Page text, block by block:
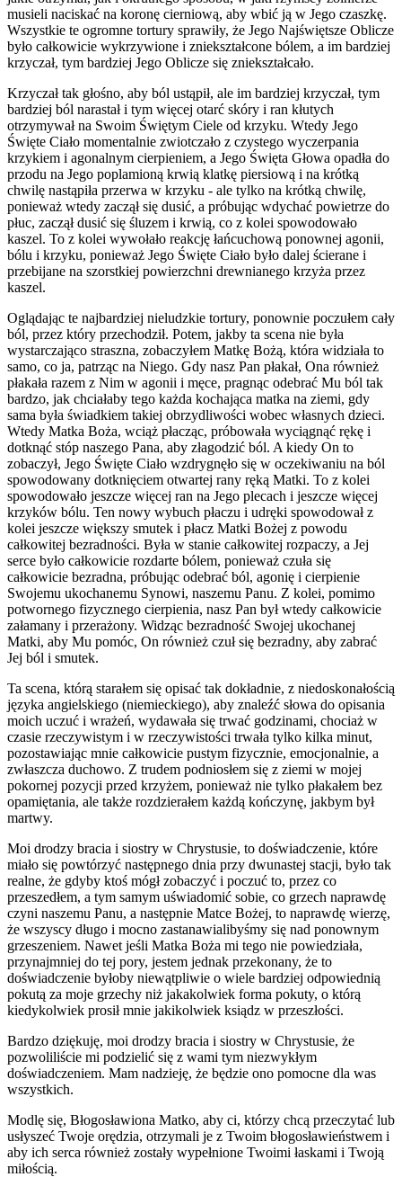
musieli naciskać na koronę cierniową, aby wbić ją w Jego czaszkę.
Wszystkie te ogromne tortury sprawiły, że Jego Najświętsze Oblicze
było całkowicie wykrzywione i zniekształcone bólem, a im bardziej
krzyczał, tym bardziej Jego Oblicze się zniekształcało.
Krzyczał tak głośno, aby ból ustąpił, ale im bardziej krzyczał, tym
bardziej ból narastał i tym więcej otarć skóry i ran kłutych
otrzymywał na Swoim Świętym Ciele od krzyku. Wtedy Jego
Święte Ciało momentalnie zwiotczało z czystego wyczerpania
krzykiem i agonalnym cierpieniem, a Jego Święta Głowa opadła do
przodu na Jego poplamioną krwią klatkę piersiową i na krótką
chwilę nastąpiła przerwa w krzyku - ale tylko na krótką chwilę,
ponieważ wtedy zaczął się dusić, a próbując wdychać powietrze do
płuc, zaczął dusić się śluzem i krwią, co z kolei spowodowało
kaszel. To z kolei wywołało reakcję łańcuchową ponownej agonii,
bólu i krzyku, ponieważ Jego Święte Ciało było dalej ścierane i
przebijane na szorstkiej powierzchni drewnianego krzyża przez
kaszel.
Oglądając te najbardziej nieludzkie tortury, ponownie poczułem cały
ból, przez który przechodził. Potem, jakby ta scena nie była
wystarczająco straszna, zobaczyłem Matkę Bożą, która widziała to
samo, co ja, patrząc na Niego. Gdy nasz Pan płakał, Ona również
płakała razem z Nim w agonii i męce, pragnąc odebrać Mu ból tak
bardzo, jak chciałaby tego każda kochająca matka na ziemi, gdy
sama była świadkiem takiej obrzydliwości wobec własnych dzieci.
Wtedy Matka Boża, wciąż płacząc, próbowała wyciągnąć rękę i
dotknąć stóp naszego Pana, aby złagodzić ból. A kiedy On to
zobaczył, Jego Święte Ciało wzdrygnęło się w oczekiwaniu na ból
spowodowany dotknięciem otwartej rany ręką Matki. To z kolei
spowodowało jeszcze więcej ran na Jego plecach i jeszcze więcej
krzyków bólu. Ten nowy wybuch płaczu i udręki spowodował z
kolei jeszcze większy smutek i płacz Matki Bożej z powodu
całkowitej bezradności. Była w stanie całkowitej rozpaczy, a Jej
serce było całkowicie rozdarte bólem, ponieważ czuła się
całkowicie bezradna, próbując odebrać ból, agonię i cierpienie
Swojemu ukochanemu Synowi, naszemu Panu. Z kolei, pomimo
potwornego fizycznego cierpienia, nasz Pan był wtedy całkowicie
załamany i przerażony. Widząc bezradność Swojej ukochanej
Matki, aby Mu pomóc, On również czuł się bezradny, aby zabrać
Jej ból i smutek.
Ta scena, którą starałem się opisać tak dokładnie, z niedoskonałością
języka angielskiego (niemieckiego), aby znaleźć słowa do opisania
moich uczuć i wrażeń, wydawała się trwać godzinami, chociaż w
czasie rzeczywistym i w rzeczywistości trwała tylko kilka minut,
pozostawiając mnie całkowicie pustym fizycznie, emocjonalnie, a
zwłaszcza duchowo. Z trudem podniosłem się z ziemi w mojej
pokornej pozycji przed krzyżem, ponieważ nie tylko płakałem bez
opamiętania, ale także rozdzierałem każdą kończynę, jakbym był
martwy.
Moi drodzy bracia i siostry w Chrystusie, to doświadczenie, które
miało się powtórzyć następnego dnia przy dwunastej stacji, było tak
realne, że gdyby ktoś mógł zobaczyć i poczuć to, przez co
przeszedłem, a tym samym uświadomić sobie, co grzech naprawdę
czyni naszemu Panu, a następnie Matce Bożej, to naprawdę wierzę,
że wszyscy długo i mocno zastanawialibyśmy się nad ponownym
grzeszeniem. Nawet jeśli Matka Boża mi tego nie powiedziała,
przynajmniej do tej pory, jestem jednak przekonany, że to
doświadczenie byłoby niewątpliwie o wiele bardziej odpowiednią
pokutą za moje grzechy niż jakakolwiek forma pokuty, o którą
kiedykolwiek prosił mnie jakikolwiek ksiądz w przeszłości.
Bardzo dziękuję, moi drodzy bracia i siostry w Chrystusie, że
pozwoliliście mi podzielić się z wami tym niezwykłym
doświadczeniem. Mam nadzieję, że będzie ono pomocne dla was
wszystkich.
Modlę się, Błogosławiona Matko, aby ci, którzy chcą przeczytać lub
usłyszeć Twoje orędzia, otrzymali je z Twoim błogosławieństwem i
aby ich serca również zostały wypełnione Twoimi łaskami i Twoją
miłością.